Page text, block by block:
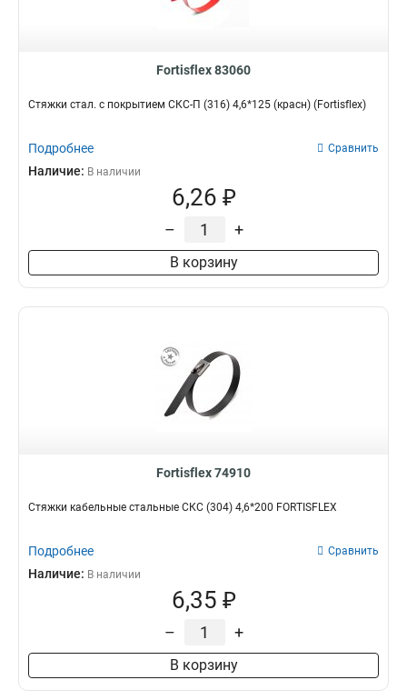
Fortisflex 83060
Стяжки стал. с покрытием СКС-П (316) 4,6*125 (красн) (Fortisflex)
Подробнее Сравнить
Наличие: В наличии
6,26 ₽
– +
В корзину
Fortisflex 74910
Стяжки кабельные стальные СКС (304) 4,6*200 FORTISFLEX
Подробнее Сравнить
Наличие: В наличии
6,35 ₽
– +
В корзину